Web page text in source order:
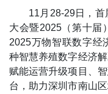
11月28-29日，
大会暨2025（第十届
2025万物智联数字经
种智慧养殖数字经济
赋能运营升级项目、
台，助力深圳市南山